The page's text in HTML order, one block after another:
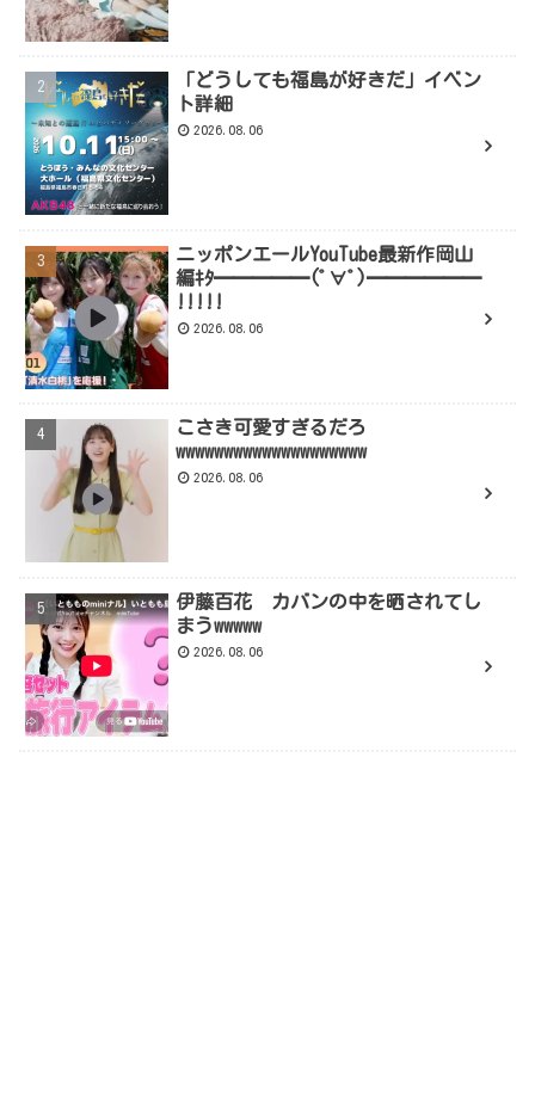
「どうしても福島が好きだ」イベン
ト詳細
2026.08.06
ニッポンエールYouTube最新作岡山
編ｷﾀ━━━━━(ﾟ∀ﾟ)━━━━━━
!!!!!
2026.08.06
こさき可愛すぎるだろ
wwwwwwwwwwwwwwwwwwww
2026.08.06
伊藤百花 カバンの中を晒されてし
まうwwwww
2026.08.06